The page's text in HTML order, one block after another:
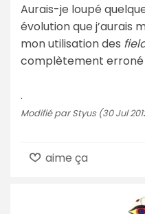
Aurais-je loupé
évolution que j’aurais
mon utilisation des
complètement
.
Modifié par Styus (30 Jul
aime ça